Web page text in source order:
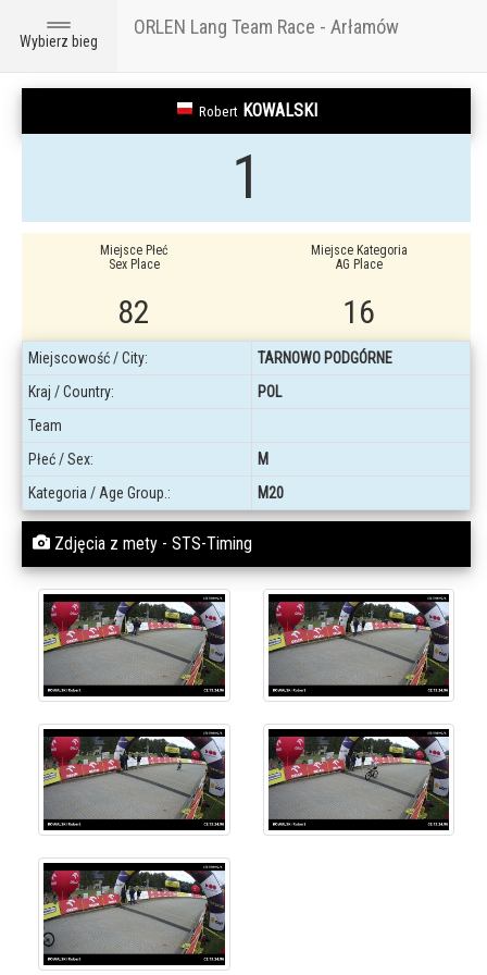
Toggle
navigation
Wybierz bieg
ORLEN Lang Team Race - Arłamów
Robert KOWALSKI
1
Miejsce Płeć
Sex Place
82
Miejsce Kategoria
AG Place
16
Miejscowość / City:
TARNOWO PODGÓRNE
Kraj / Country:
POL
Team
Płeć / Sex:
M
Kategoria / Age Group.:
M20
Zdjęcia z mety - STS-Timing